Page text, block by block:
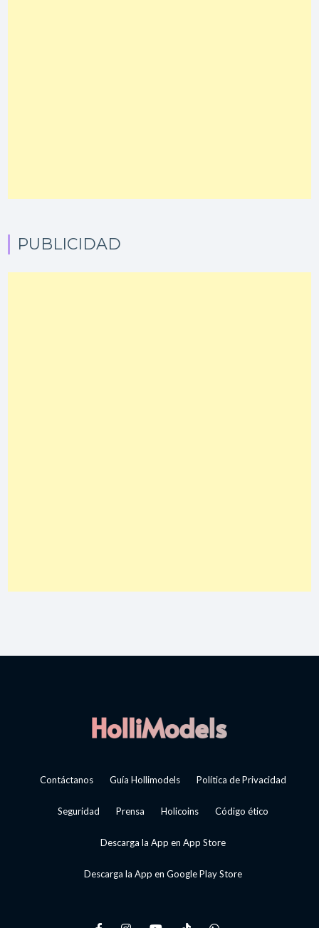
PUBLICIDAD
Contáctanos Guía Hollimodels Política de Privacidad
Seguridad Prensa Holicoins Código ético
Descarga la App en App Store
Descarga la App en Google Play Store